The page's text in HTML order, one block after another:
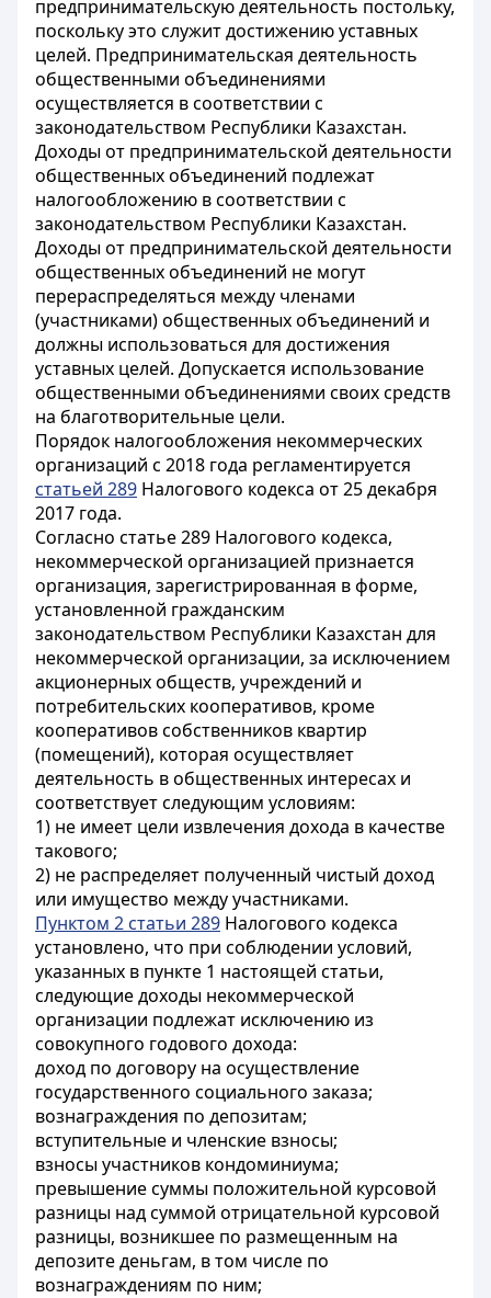
предпринимательскую деятельность постольку,
поскольку это служит достижению уставных
целей. Предпринимательская деятельность
общественными объединениями
осуществляется в соответствии с
законодательством Республики Казахстан.
Доходы от предпринимательской деятельности
общественных объединений подлежат
налогообложению в соответствии с
законодательством Республики Казахстан.
Доходы от предпринимательской деятельности
общественных объединений не могут
перераспределяться между членами
(участниками) общественных объединений и
должны использоваться для достижения
уставных целей. Допускается использование
общественными объединениями своих средств
на благотворительные цели.
Порядок налогообложения некоммерческих
организаций с 2018 года регламентируется
статьей 289 Налогового кодекса от 25 декабря
2017 года.
Согласно статье 289 Налогового кодекса,
некоммерческой организацией признается
организация, зарегистрированная в форме,
установленной гражданским
законодательством Республики Казахстан для
некоммерческой организации, за исключением
акционерных обществ, учреждений и
потребительских кооперативов, кроме
кооперативов собственников квартир
(помещений), которая осуществляет
деятельность в общественных интересах и
соответствует следующим условиям:
1) не имеет цели извлечения дохода в качестве
такового;
2) не распределяет полученный чистый доход
или имущество между участниками.
Пунктом 2 статьи 289 Налогового кодекса
установлено, что при соблюдении условий,
указанных в пункте 1 настоящей статьи,
следующие доходы некоммерческой
организации подлежат исключению из
совокупного годового дохода:
доход по договору на осуществление
государственного социального заказа;
вознаграждения по депозитам;
вступительные и членские взносы;
взносы участников кондоминиума;
превышение суммы положительной курсовой
разницы над суммой отрицательной курсовой
разницы, возникшее по размещенным на
депозите деньгам, в том числе по
вознаграждениям по ним;